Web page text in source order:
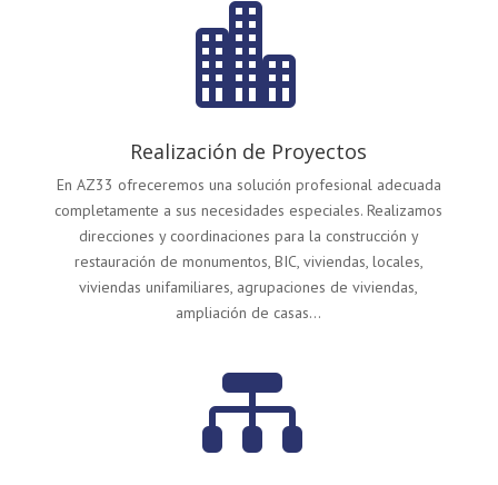

Realización de Proyectos
En AZ33 ofreceremos una solución profesional adecuada
completamente a sus necesidades especiales. Realizamos
direcciones y coordinaciones para la construcción y
restauración de monumentos, BIC, viviendas, locales,
viviendas unifamiliares, agrupaciones de viviendas,
ampliación de casas…
